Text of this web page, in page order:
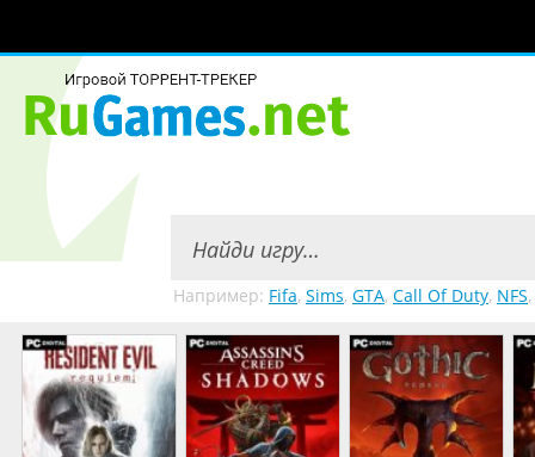
Например: Fifa, Sims, GTA, Call Of Duty, NFS,